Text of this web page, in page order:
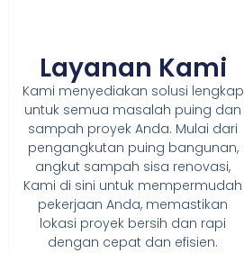
Layanan Kami
Kami menyediakan solusi lengkap
untuk semua masalah puing dan
sampah proyek Anda. Mulai dari
pengangkutan puing bangunan,
angkut sampah sisa renovasi,
Kami di sini untuk mempermudah
pekerjaan Anda, memastikan
lokasi proyek bersih dan rapi
dengan cepat dan efisien.